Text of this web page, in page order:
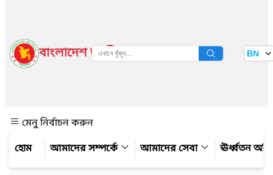
বাংলাদেশ জাতীয় তথ্য বাতায়ন BN
মেনু নির্বাচন করুন
আমাদের সম্পর্কে
আমাদের সেবা ঊর্ধ্বতন